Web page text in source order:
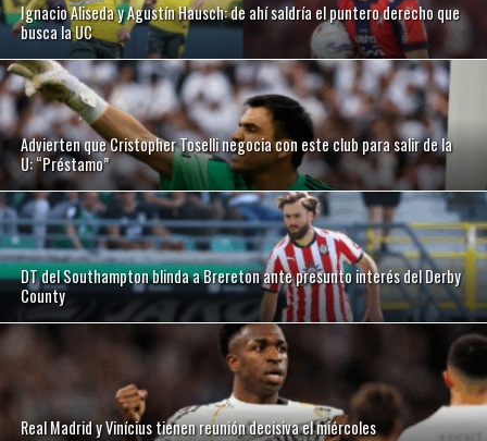
Ignacio Aliseda y Agustín Hausch: de ahí saldría el puntero derecho que
busca la UC
Advierten que Cristopher Toselli negocia con este club para salir de la
U: “Préstamo”
DT del Southampton blinda a Brereton ante presunto interés del Derby
County
Real Madrid y Vinícius tienen reunión decisiva el miércoles